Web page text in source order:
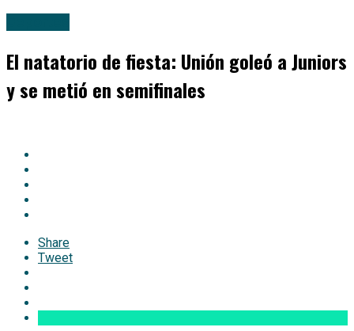
El natatorio de fiesta: Unión goleó a Juniors
y se metió en semifinales
Share
Tweet